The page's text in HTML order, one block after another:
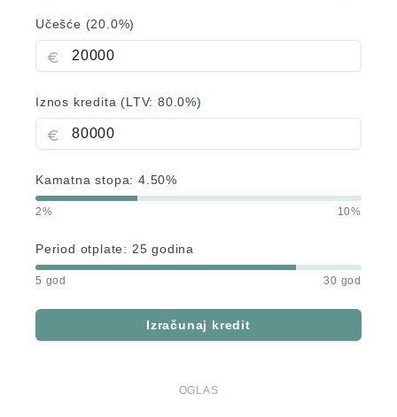
Učešće (20.0%)
Iznos kredita (LTV:80.0%)
Kamatna stopa:4.50%
2% 10%
Period otplate: 25 godina
5 god 30 god
Izračunaj kredit
OGLAS